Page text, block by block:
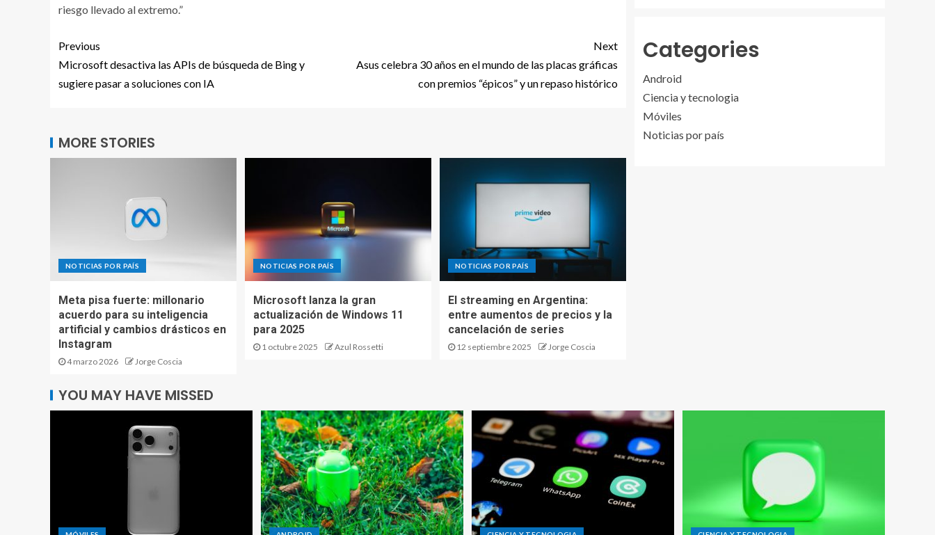
riesgo llevado al extremo.”
Previous
Microsoft desactiva las APIs de búsqueda de Bing y
sugiere pasar a soluciones con IA
Next
Asus celebra 30 años en el mundo de las placas gráficas
con premios “épicos” y un repaso histórico
MORE STORIES
NOTICIAS POR PAÍS
Meta pisa fuerte: millonario
acuerdo para su inteligencia
artificial y cambios drásticos en
Instagram
4 marzo 2026 Jorge Coscia
NOTICIAS POR PAÍS
Microsoft lanza la gran
actualización de Windows 11
para 2025
1 octubre 2025 Azul Rossetti
NOTICIAS POR PAÍS
El streaming en Argentina:
entre aumentos de precios y la
cancelación de series
12 septiembre 2025 Jorge Coscia
Categories
Android
Ciencia y tecnologia
Móviles
Noticias por país
YOU MAY HAVE MISSED